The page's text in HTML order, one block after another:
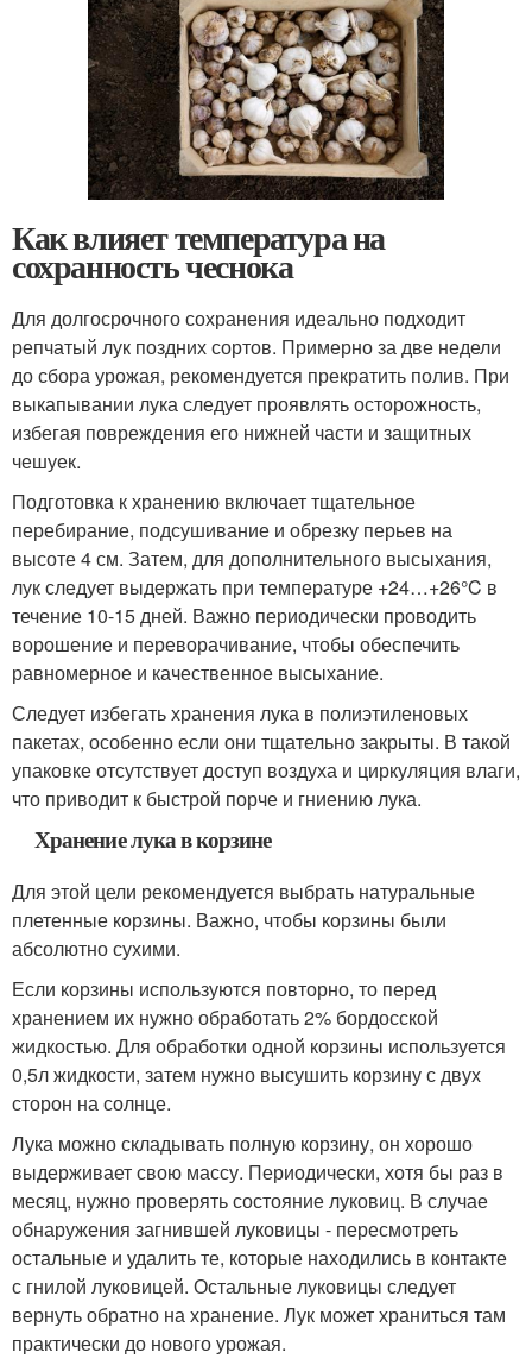
Как влияет температура на
сохранность чеснока
Для долгосрочного сохранения идеально подходит
репчатый лук поздних сортов. Примерно за две недели
до сбора урожая, рекомендуется прекратить полив. При
выкапывании лука следует проявлять осторожность,
избегая повреждения его нижней части и защитных
чешуек.
Подготовка к хранению включает тщательное
перебирание, подсушивание и обрезку перьев на
высоте 4 см. Затем, для дополнительного высыхания,
лук следует выдержать при температуре +24…+26°C в
течение 10-15 дней. Важно периодически проводить
ворошение и переворачивание, чтобы обеспечить
равномерное и качественное высыхание.
Следует избегать хранения лука в полиэтиленовых
пакетах, особенно если они тщательно закрыты. В такой
упаковке отсутствует доступ воздуха и циркуляция влаги,
что приводит к быстрой порче и гниению лука.
Хранение лука в корзине
Для этой цели рекомендуется выбрать натуральные
плетенные корзины. Важно, чтобы корзины были
абсолютно сухими.
Если корзины используются повторно, то перед
хранением их нужно обработать 2% бордосской
жидкостью. Для обработки одной корзины используется
0,5л жидкости, затем нужно высушить корзину с двух
сторон на солнце.
Лука можно складывать полную корзину, он хорошо
выдерживает свою массу. Периодически, хотя бы раз в
месяц, нужно проверять состояние луковиц. В случае
обнаружения загнившей луковицы - пересмотреть
остальные и удалить те, которые находились в контакте
с гнилой луковицей. Остальные луковицы следует
вернуть обратно на хранение. Лук может храниться там
практически до нового урожая.